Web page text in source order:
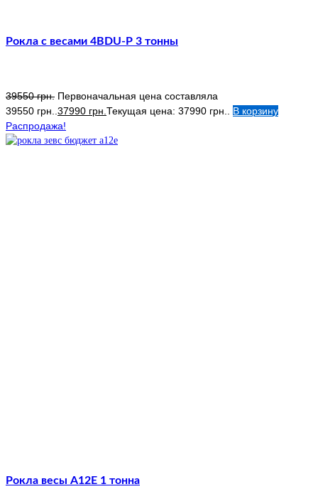
Рокла с весами 4BDU-Р 3 тонны
39550грн. Первоначальная цена составляла
39550 грн.. 37990 грн. Текущая цена: 37990 грн..
В корзину
Распродажа!
Рокла весы А12Е 1 тонна